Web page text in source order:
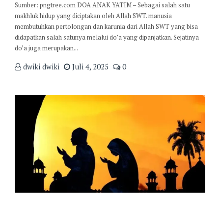
Sumber: pngtree.com DOA ANAK YATIM – Sebagai salah satu
makhluk hidup yang diciptakan oleh Allah SWT. manusia
membutuhkan pertolongan dan karunia dari Allah SWT yang bisa
didapatkan salah satunya melalui do’a yang dipanjatkan. Sejatinya
do’a juga merupakan...
dwiki dwiki Juli 4, 2025 0